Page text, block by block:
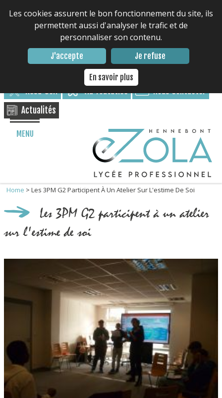
Les cookies assurent le bon fonctionnement du site, ils
permettent aussi d'analyser le trafic et de
personnaliser son contenu.
J'accepte Je refuse
En savoir plus
Contacter le lycée : 02 97 85 17 17
Nous suivre
Résa-Self via Toutatice
Nous Contacter
Actualités
MENU
Home > Les 3PM G2 Participent À Un Atelier Sur L'estime De Soi
Les 3PM G2 participent à un atelier
sur l'estime de soi